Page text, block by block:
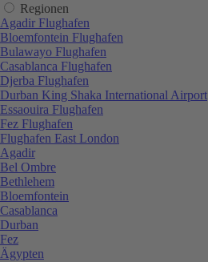
Regionen
Agadir Flughafen
Bloemfontein Flughafen
Bulawayo Flughafen
Casablanca Flughafen
Djerba Flughafen
Durban King Shaka International Airport
Essaouira Flughafen
Fez Flughafen
Flughafen East London
Agadir
Bel Ombre
Bethlehem
Bloemfontein
Casablanca
Durban
Fez
Ägypten